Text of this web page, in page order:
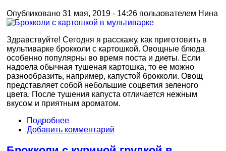
Опубликовано 31 мая, 2019 - 14:26 пользователем Нина
Здравствуйте! Сегодня я расскажу, как приготовить в
мультиварке брокколи с картошкой. Овощные блюда
особенно популярны во время поста и диеты. Если
надоела обычная тушеная картошка, то ее можно
разнообразить, например, капустой брокколи. Овощ
представляет собой небольшие соцветия зеленого
цвета. После тушения капуста отличается нежным
вкусом и приятным ароматом.
Подробнее
Добавить комментарий